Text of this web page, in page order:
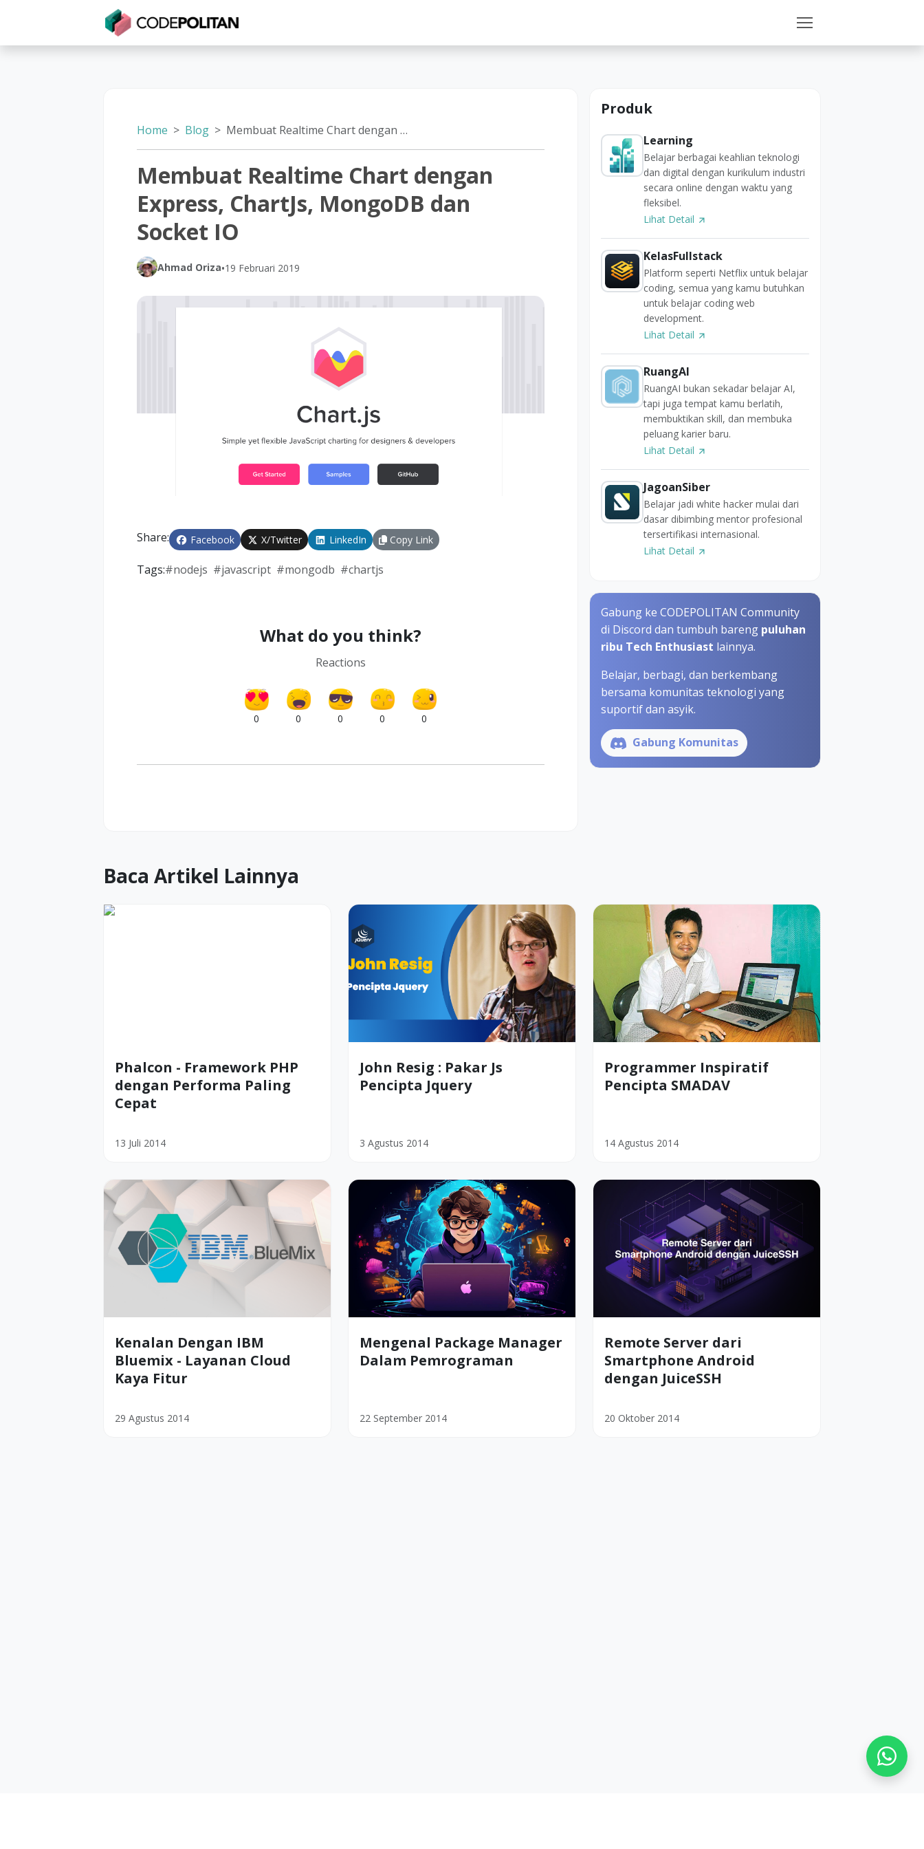
Untuk IndividuUntuk Bisnis
Home Blog Membuat Realtime Chart dengan Express, ChartJs, MongoDB dan Socket IO
Membuat Realtime Chart dengan
Express, ChartJs, MongoDB dan
Socket IO
Ahmad Oriza•19 Februari 2019
Share: Facebook X/Twitter LinkedIn Copy Link
Tags:#nodejs #javascript #mongodb #chartjs
What do you think?
Reactions
0 0 0 0 0
Produk
Learning
Belajar berbagai keahlian teknologi
dan digital dengan kurikulum industri
secara online dengan waktu yang
fleksibel.
Lihat Detail
KelasFullstack
Platform seperti Netflix untuk belajar
coding, semua yang kamu butuhkan
untuk belajar coding web
development.
Lihat Detail
RuangAI
RuangAI bukan sekadar belajar AI,
tapi juga tempat kamu berlatih,
membuktikan skill, dan membuka
peluang karier baru.
Lihat Detail
JagoanSiber
Belajar jadi white hacker mulai dari
dasar dibimbing mentor profesional
tersertifikasi internasional.
Lihat Detail
Gabung ke CODEPOLITAN Community
di Discord dan tumbuh bareng puluhan
ribu Tech Enthusiast lainnya.
Belajar, berbagi, dan berkembang
bersama komunitas teknologi yang
suportif dan asyik.
Gabung Komunitas
Baca Artikel Lainnya
Phalcon - Framework PHP
dengan Performa Paling
Cepat
13 Juli 2014
John Resig : Pakar Js
Pencipta Jquery
3 Agustus 2014
Programmer Inspiratif
Pencipta SMADAV
14 Agustus 2014
Kenalan Dengan IBM
Bluemix - Layanan Cloud
Kaya Fitur
29 Agustus 2014
Mengenal Package Manager
Dalam Pemrograman
22 September 2014
Remote Server dari
Smartphone Android
dengan JuiceSSH
20 Oktober 2014